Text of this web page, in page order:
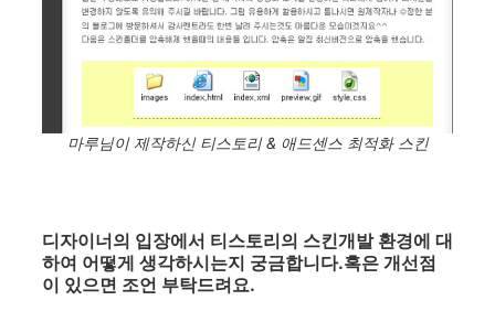
마루님이 제작하신 티스토리 & 애드센스 최적화 스킨
디자이너의 입장에서 티스토리의 스킨개발 환경에 대
하여 어떻게 생각하시는지 궁금합니다.혹은 개선점
이 있으면 조언 부탁드려요.